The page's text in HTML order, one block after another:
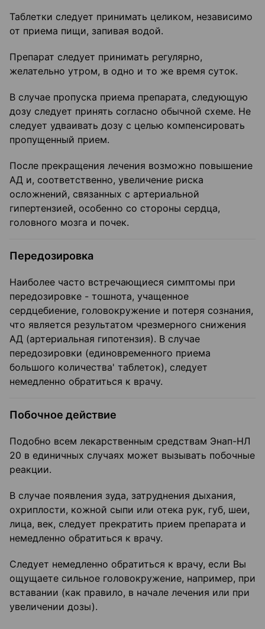
Таблетки следует принимать целиком, независимо
от приема пищи, запивая водой.
Препарат следует принимать регулярно,
желательно утром, в одно и то же время суток.
В случае пропуска приема препарата, следующую
дозу следует принять согласно обычной схеме. Не
следует удваивать дозу с целью компенсировать
пропущенный прием.
После прекращения лечения возможно повышение
АД и, соответственно, увеличение риска
осложнений, связанных с артериальной
гипертензией, особенно со стороны сердца,
головного мозга и почек.
Передозировка
Наиболее часто встречающиеся симптомы при
передозировке - тошнота, учащенное
сердцебиение, головокружение и потеря сознания,
что является результатом чрезмерного снижения
АД (артериальная гипотензия). В случае
передозировки (единовременного приема
большого количества' таблеток), следует
немедленно обратиться к врачу.
Побочное действие
Подобно всем лекарственным средствам Энап-НЛ
20 в единичных случаях может вызывать побочные
реакции.
В случае появления зуда, затруднения дыхания,
охриплости, кожной сыпи или отека рук, губ, шеи,
лица, век, следует прекратить прием препарата и
немедленно обратиться к врачу.
Следует немедленно обратиться к врачу, если Вы
ощущаете сильное головокружение, например, при
вставании (как правило, в начале лечения или при
увеличении дозы).